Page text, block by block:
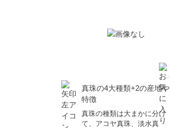
真珠の4大種類+2の産地や
特徴
真珠の種類は大まかに分け
て、アコヤ真珠、淡水真